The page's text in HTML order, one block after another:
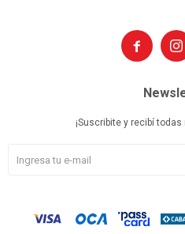
 
¡Suscribite y recibí